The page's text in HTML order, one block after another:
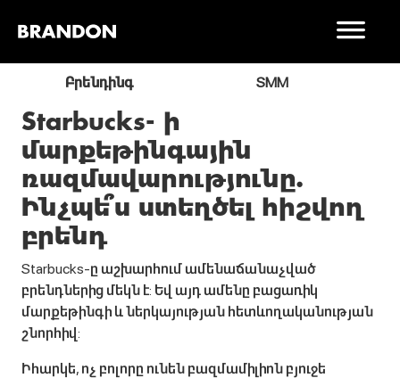
Բրենդինգ SMM
Starbucks- ի
մարքեթինգային
ռազմավարությունը.
Ինչպե՞ս ստեղծել հիշվող
բրենդ
Starbucks-ը աշխարհում ամենաճանաչված
բրենդներից մեկն է: Եվ այդ ամենը բացառիկ
մարքեթինգի և ներկայության հետևողականության
շնորհիվ:
Իհարկե, ոչ բոլորը ունեն բազմամիլիոն բյուջե